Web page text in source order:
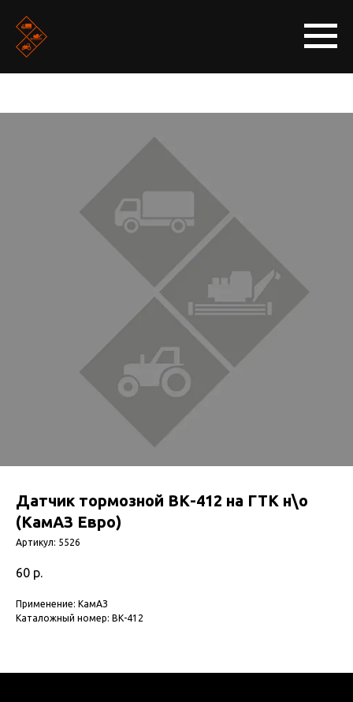
Датчик тормозной ВК-412 на ГТК н\о
(КамАЗ Евро)
Артикул: 5526
60 р.
Применение: КамАЗ
Каталожный номер: ВК-412